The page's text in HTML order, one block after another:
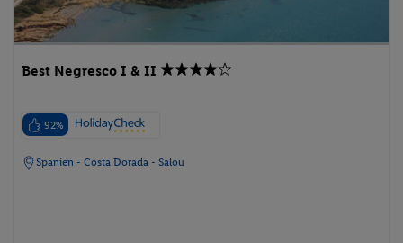
Best Negresco I & II
92%
Spanien - Costa Dorada - Salou